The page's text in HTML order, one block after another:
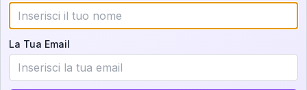
Cosa scoprirete nella vostra
interpretazione:
💕 Come rafforzare la vostra unione
La Tua Email